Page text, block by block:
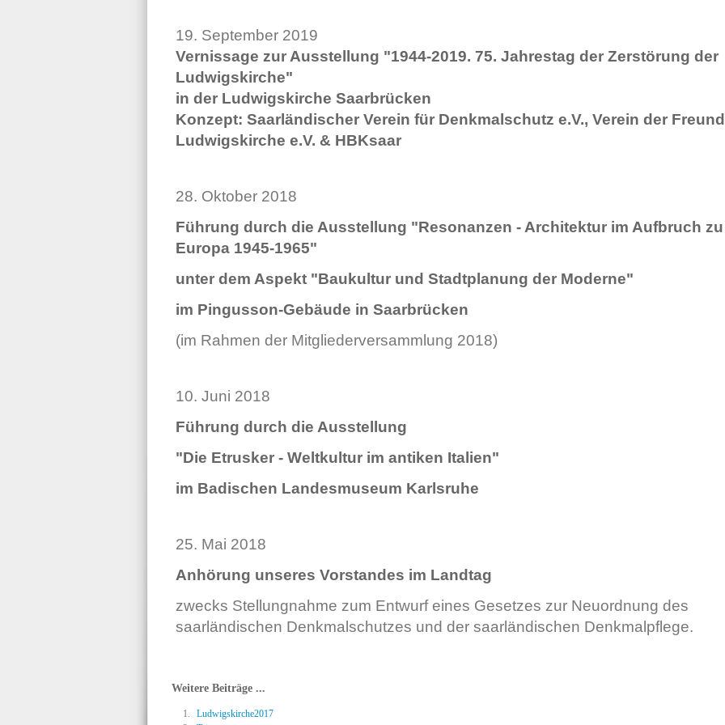
19. September 2019
Vernissage zur Ausstellung "1944-2019. 75. Jahrestag der Zerstörung der
Ludwigskirche"
in der Ludwigskirche Saarbrücken
Konzept: Saarländischer Verein für Denkmalschutz e.V., Verein der
Ludwigskirche e.V. & HBKsaar
28. Oktober 2018
Führung durch die Ausstellung "Resonanzen - Architektur im Aufbruch zu
Europa 1945-1965"
unter dem Aspekt "Baukultur und Stadtplanung der Moderne"
im Pingusson-Gebäude in Saarbrücken
(im Rahmen der Mitgliederversammlung 2018)
10. Juni 2018
Führung durch die Ausstellung
"Die Etrusker - Weltkultur im antiken Italien"
im Badischen Landesmuseum Karlsruhe
25. Mai 2018
Anhörung unseres Vorstandes im Landtag
zwecks Stellungnahme zum Entwurf eines Gesetzes zur Neuordnung des
saarländischen Denkmalschutzes und der saarländischen Denkmalpflege.
Weitere Beiträge ...
Ludwigskirche2017